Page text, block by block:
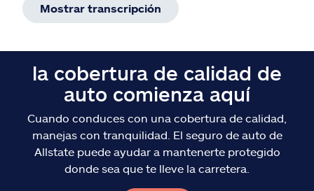
Mostrar transcripción
la cobertura de calidad de
auto comienza aquí
Cuando conduces con una cobertura de calidad,
manejas con tranquilidad. El seguro de auto de
Allstate puede ayudar a mantenerte protegido
donde sea que te lleve la carretera.